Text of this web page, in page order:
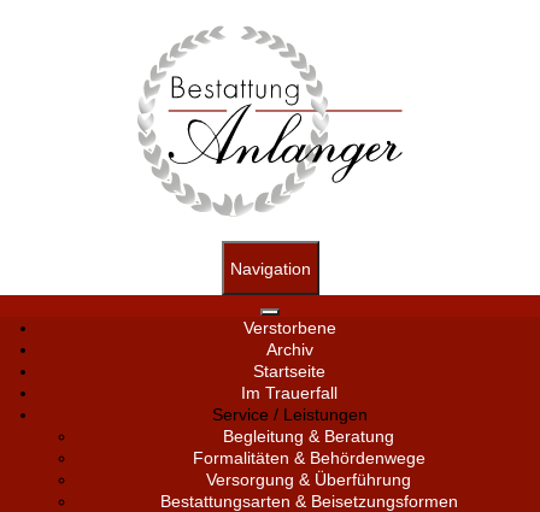
Navigation
Verstorbene
Archiv
Startseite
Im Trauerfall
Service / Leistungen
Begleitung & Beratung
Formalitäten & Behördenwege
Versorgung & Überführung
Bestattungsarten & Beisetzungsformen